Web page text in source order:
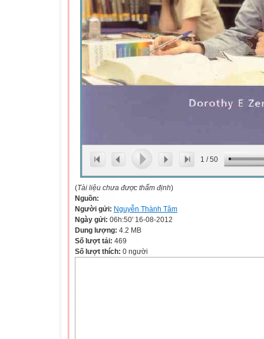
1 /50
(Tài liệu chưa được thẩm định)
Nguồn:
Người gửi: Nguyễn Thành Tâm
Ngày gửi: 06h:50' 16-08-2012
Dung lượng: 4.2 MB
Số lượt tải: 469
Số lượt thích: 0 người